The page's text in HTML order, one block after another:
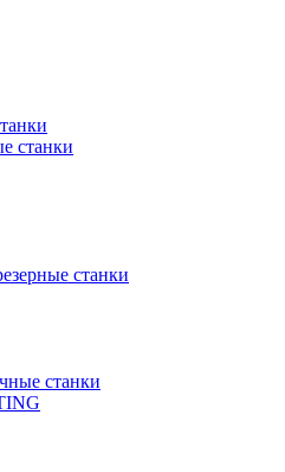
станки
станки
станки